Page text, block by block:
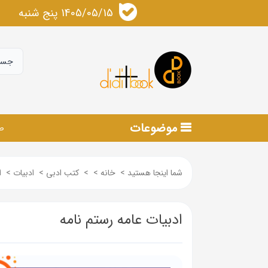
1405/05/15 پنج شنبه
موضوعات
شما اینجا هستید > خانه >
> کتب ادبی > ادبیات >
ادبیات عامه رستم نامه